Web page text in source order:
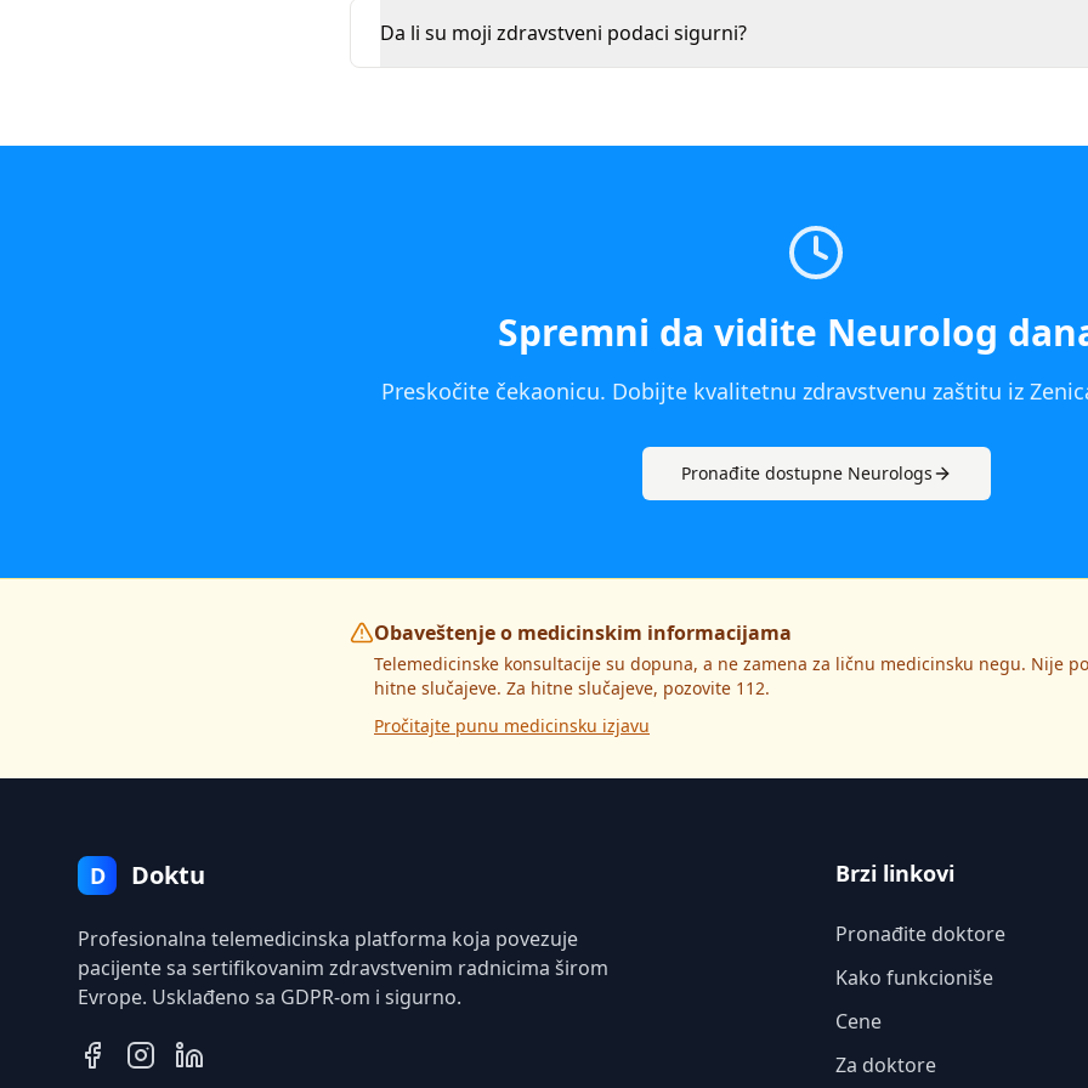
Da li su moji zdravstveni podaci sigurni?
Spremni da vidite Neurolog
Preskočite čekaonicu. Dobijte kvalitetnu zdravstvenu zaštitu iz
Pronađite dostupne Neurologs
Obaveštenje o medicinskim informacijama
Telemedicinske konsultacije su dopuna, a ne zamena za ličnu medicinsku negu. Nije
hitne slučajeve. Za hitne slučajeve, pozovite 112.
Pročitajte punu medicinsku izjavu
D Doktu
Profesionalna telemedicinska platforma koja povezuje
pacijente sa sertifikovanim zdravstvenim radnicima širom
Evrope. Usklađeno sa GDPR-om i sigurno.
Brzi linkovi
Pronađite doktore
Kako funkcioniše
Cene
Za doktore